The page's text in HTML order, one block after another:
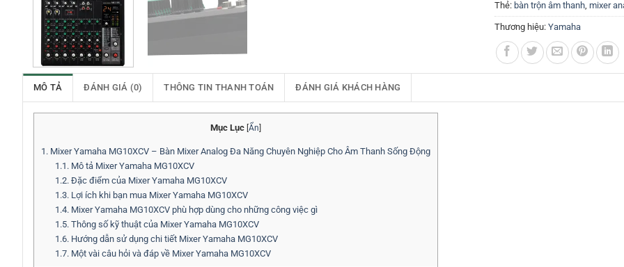
Thẻ: bàn trộn âm thanh, mixer
Thương hiệu: Yamaha
MÔ TẢ ĐÁNH GIÁ (0) THÔNG TIN THANH TOÁN ĐÁNH GIÁ KHÁCH HÀNG
Mục Lục Ẩn
1. Mixer Yamaha MG10XCV – Bàn Mixer Analog Đa Năng Chuyên Nghiệp Cho Âm Thanh Sống Động
1.1.Mô tả Mixer Yamaha MG10XCV
1.2.Đặc điểm của Mixer Yamaha MG10XCV
1.3.Lợi ích khi bạn mua Mixer Yamaha MG10XCV
1.4.Mixer Yamaha MG10XCV phù hợp dùng cho những công việc gì
1.5.Thông số kỹ thuật của Mixer Yamaha MG10XCV
1.6.Hướng dẫn sử dụng chi tiết Mixer Yamaha MG10XCV
1.7.Một vài câu hỏi và đáp về Mixer Yamaha MG10XCV